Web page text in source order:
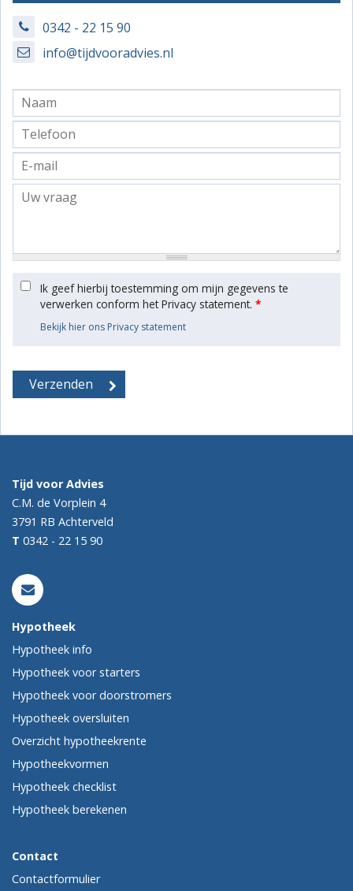
0342 - 22 15 90
info@tijdvooradvies.nl
Ik geef hierbij toestemming om mijn gegevens te
verwerken conform het Privacy statement. *
Bekijk hier ons Privacy statement
Tijd voor Advies
C.M. de Vorplein 4
3791 RB Achterveld
T 0342 - 22 15 90
Hypotheek
Hypotheek info
Hypotheek voor starters
Hypotheek voor doorstromers
Hypotheek oversluiten
Overzicht hypotheekrente
Hypotheekvormen
Hypotheek checklist
Hypotheek berekenen
Contact
Contactformulier